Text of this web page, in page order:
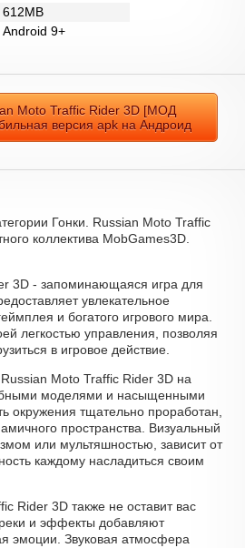
612MB
Android 9+
Moto Traffic Rider 3D [МОД
версия apk на Андроид
Гонки. Russian Moto Traffic
коллектива MobGames3D.
3D - запоминающаяся игра для
увлекательное
и богатого игрового мира.
легкостью управления, позволяя
в игровое действие.
Moto Traffic Rider 3D на
моделями и насыщенными
окружения тщательно проработан,
пространства. Визуальный
или мультяшностью, зависит от
каждому насладиться своим
Rider 3D также не оставит вас
и эффекты добавляют
эмоции. Звуковая атмосфера